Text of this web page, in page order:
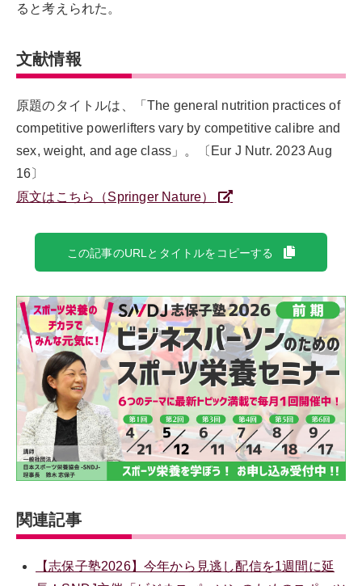
ると考えられた。
文献情報
原題のタイトルは、「The general nutrition practices of
competitive powerlifters vary by competitive calibre and
sex, weight, and age class」。〔Eur J Nutr. 2023 Aug
16〕
原文はこちら（Springer Nature）
この記事のURLとタイトルをコピーする
関連記事
【志保子塾2026】今年から見逃し配信を1週間に延